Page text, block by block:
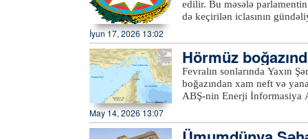
kapital bazarının
kanallarına əlverişli çıxış
edilir. Bu məsələ
də keçirilən iclasının gündəliyinə daxil edilib. Qanun
təşəbbüsü ilə işçiyə güzəştli
(səhmlərinin) verilməsi və
bağlı məsələləri tənzimləyən
7-1-ci və 76-1-ci maddələr
işçilərin pay (səhm) iştirakı
mülkiyyətinə keçməsi üçün
münasibətlərində olması
İyun 17, 2026 13:02
Hörmüz
barel azalıb
Fevralın sonlarında Yaxın
boğazından xam neft və
ABŞ-nin Enerji İnformasiya
yenidən alovlanır, aprelin
ayrılıqlarının həllində və
May 14, 2026 13:07